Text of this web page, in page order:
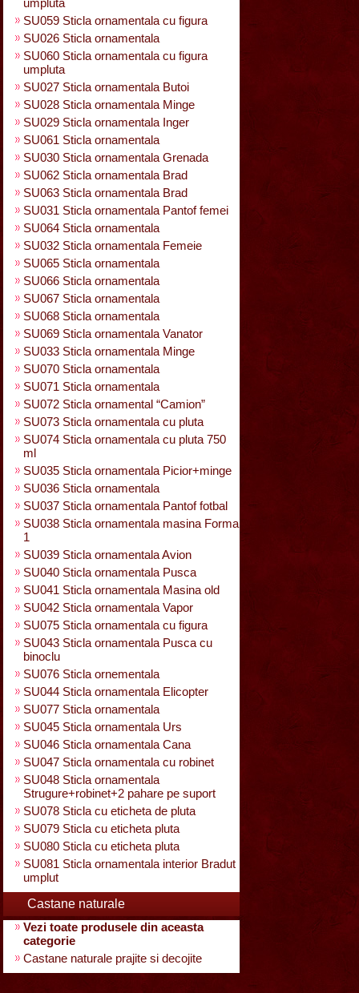
umpluta
SU059 Sticla ornamentala cu figura
SU026 Sticla ornamentala
SU060 Sticla ornamentala cu figura
umpluta
SU027 Sticla ornamentala Butoi
SU028 Sticla ornamentala Minge
SU029 Sticla ornamentala Inger
SU061 Sticla ornamentala
SU030 Sticla ornamentala Grenada
SU062 Sticla ornamentala Brad
SU063 Sticla ornamentala Brad
SU031 Sticla ornamentala Pantof femei
SU064 Sticla ornamentala
SU032 Sticla ornamentala Femeie
SU065 Sticla ornamentala
SU066 Sticla ornamentala
SU067 Sticla ornamentala
SU068 Sticla ornamentala
SU069 Sticla ornamentala Vanator
SU033 Sticla ornamentala Minge
SU070 Sticla ornamentala
SU071 Sticla ornamentala
SU072 Sticla ornamental “Camion”
SU073 Sticla ornamentala cu pluta
SU074 Sticla ornamentala cu pluta 750
ml
SU035 Sticla ornamentala Picior+minge
SU036 Sticla ornamentala
SU037 Sticla ornamentala Pantof fotbal
SU038 Sticla ornamentala masina Forma
1
SU039 Sticla ornamentala Avion
SU040 Sticla ornamentala Pusca
SU041 Sticla ornamentala Masina old
SU042 Sticla ornamentala Vapor
SU075 Sticla ornamentala cu figura
SU043 Sticla ornamentala Pusca cu
binoclu
SU076 Sticla ornementala
SU044 Sticla ornamentala Elicopter
SU077 Sticla ornamentala
SU045 Sticla ornamentala Urs
SU046 Sticla ornamentala Cana
SU047 Sticla ornamentala cu robinet
SU048 Sticla ornamentala
Strugure+robinet+2 pahare pe suport
SU078 Sticla cu eticheta de pluta
SU079 Sticla cu eticheta pluta
SU080 Sticla cu eticheta pluta
SU081 Sticla ornamentala interior Bradut
umplut
Castane naturale
Vezi toate produsele din aceasta
categorie
Castane naturale prajite si decojite